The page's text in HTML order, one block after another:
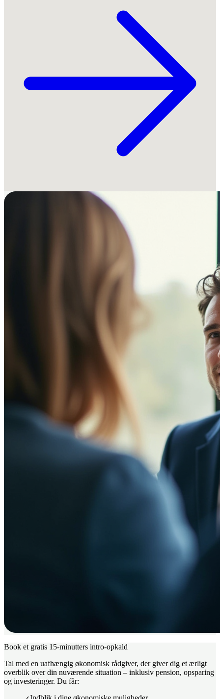
Book et gratis 15-minutters intro-opkald
Tal med en uafhængig økonomisk rådgiver, der giver dig et ærligt
overblik over din nuværende situation – inklusiv pension, opsparing
og investeringer. Du får: